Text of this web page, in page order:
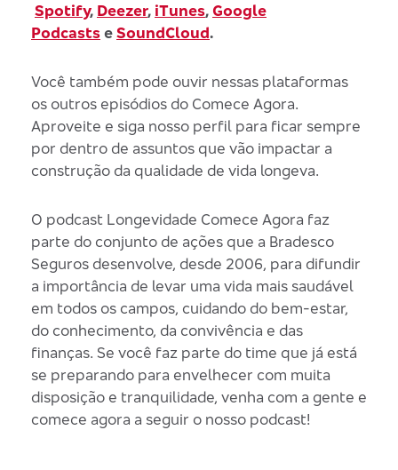
Spotify, Deezer, iTunes, Google
PodcastseSoundCloud.
Você também pode ouvir nessas plataformas
os outros episódios do Comece Agora.
Aproveite e siga nosso perfil para ficar sempre
por dentro de assuntos que vão impactar a
construção da qualidade de vida longeva.
O podcast Longevidade Comece Agora faz
parte do conjunto de ações que a Bradesco
Seguros desenvolve, desde 2006, para difundir
a importância de levar uma vida mais saudável
em todos os campos, cuidando do bem-estar,
do conhecimento, da convivência e das
finanças. Se você faz parte do time que já está
se preparando para envelhecer com muita
disposição e tranquilidade, venha com a gente e
comece agora a seguir o nosso podcast!